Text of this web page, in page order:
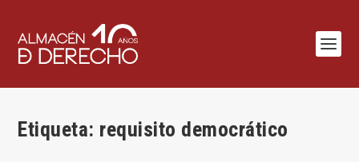
Etiqueta: requisito democrático